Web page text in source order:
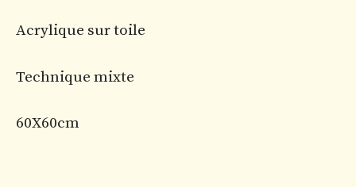
Acrylique sur toile
Technique mixte
60X60cm